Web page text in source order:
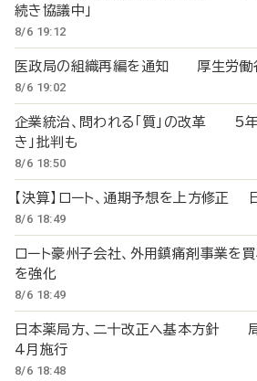
続き協議中」
8/6 19:12
医政局の組織再編を通知 厚生労働
8/6 19:02
企業統治、問われる「質」の改革 5年
き」批判も
8/6 18:50
【決算】ロート、通期予想を上方修正
8/6 18:49
ロート豪州子会社、外用鎮痛剤事業
を強化
8/6 18:49
日本薬局方、二十改正へ基本方針
4月施行
8/6 18:48